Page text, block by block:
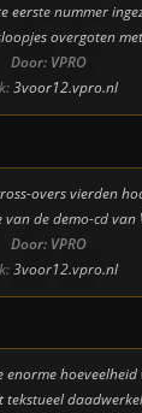
eerste nummer
overgoten
Door: VPRO
3voor12.vpro.nl
overs vierden
de demo-cd van
Door: VPRO
3voor12.vpro.nl
enorme
tekstueel